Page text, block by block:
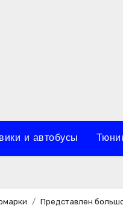
и автобусы
Представлен